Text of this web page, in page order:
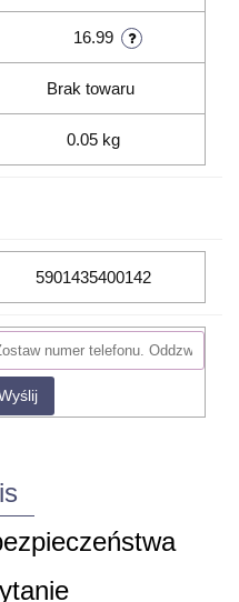
16.99
Brak towaru
0.05 kg
5901435400142